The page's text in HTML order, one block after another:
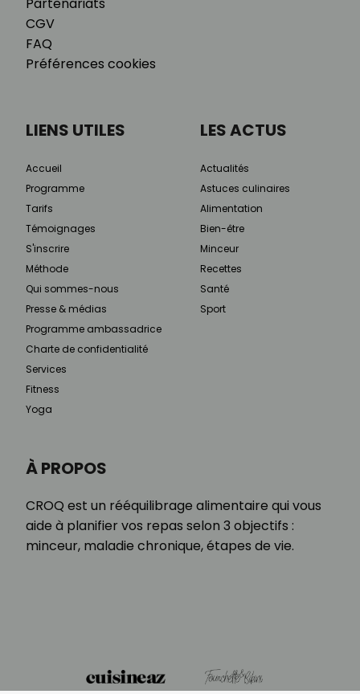
CGV
FAQ
Préférences cookies
À PROPOS
CROQ est un rééquilibrage alimentaire qui vous
aide à planifier vos repas selon 3 objectifs :
minceur, maladie chronique, étapes de vie.
LIENS UTILES
Accueil
Programme
Tarifs
Témoignages
S'inscrire
Méthode
Qui sommes-nous
Presse & médias
Programme ambassadrice
Charte de confidentialité
Services
Fitness
Yoga
LES ACTUS
Actualités
Astuces culinaires
Alimentation
Bien-être
Minceur
Recettes
Santé
Sport